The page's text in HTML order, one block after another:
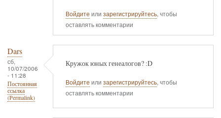
Войдите или зарегистрируйтесь, чтобы
оставлять комментарии
Dars
сб,
10/07/2006
- 11:28
Постоянная
ссылка
(Permalink)
Кружок юных генеалогов? :D
Войдите или зарегистрируйтесь, чтобы
оставлять комментарии